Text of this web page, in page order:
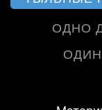
ОДНО
MSI EZ